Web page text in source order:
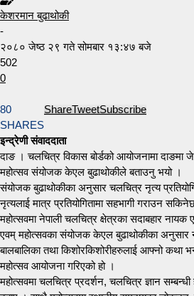
केशरमान बुढाथोकी
-
२०८० जेष्ठ २९ गते सोमबार १३:४७ बजे
502
0
80
SHARES
ShareTweetSubscribe
इन्द्रेणी संवाददाता
दाङ । चलचित्र विकास बोर्डको आयोजनामा दाङमा
महोत्सव संयोजक केएल बुढाथोकीले बताउनु भयो ।
संयोजक बुढाथोकीका अनुसार चलचित्र नृत्य
नृत्यलाई मात्र प्रतियोगितामा सहभागी गराउन
महोत्सवमा नेपाली चलचित्र क्षेत्रका सदाबहार
एवम् महोत्सवका संयोजक केएल बुढाथोकीका अनुसार
बालबालिका तथा किशोरकिशोरीहरुलाई आफ्नो कथा
महोत्सव आयोजना गरिएको हो ।
महोत्सवमा चलचित्र प्रदर्शन, चलचित्र ज्ञान